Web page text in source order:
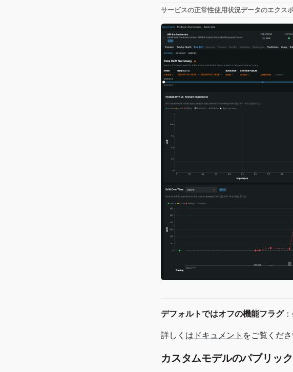
サービスの正常性使用状況データのエクス
デフォルトではオフの機能フラグ
詳しくは ドキュメント をご覧くださ
カスタムモデルのパブリッ